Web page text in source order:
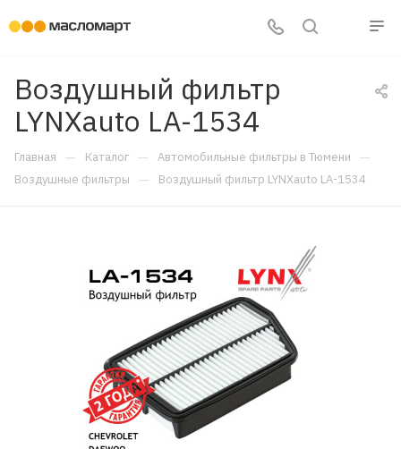
Воздушный фильтр
LYNXauto LA-1534
Главная — Каталог — Автомобильные фильтры в Тюмени —
Воздушные фильтры — Воздушный фильтр LYNXauto LA-1534